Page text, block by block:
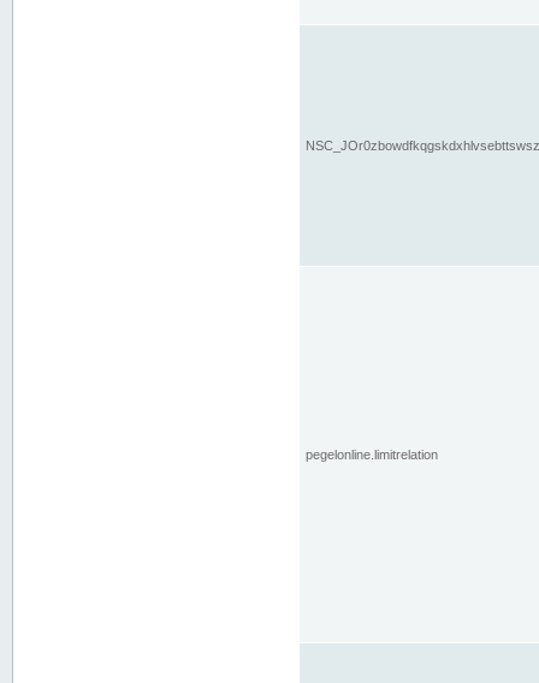
pegelonline.limitrelation